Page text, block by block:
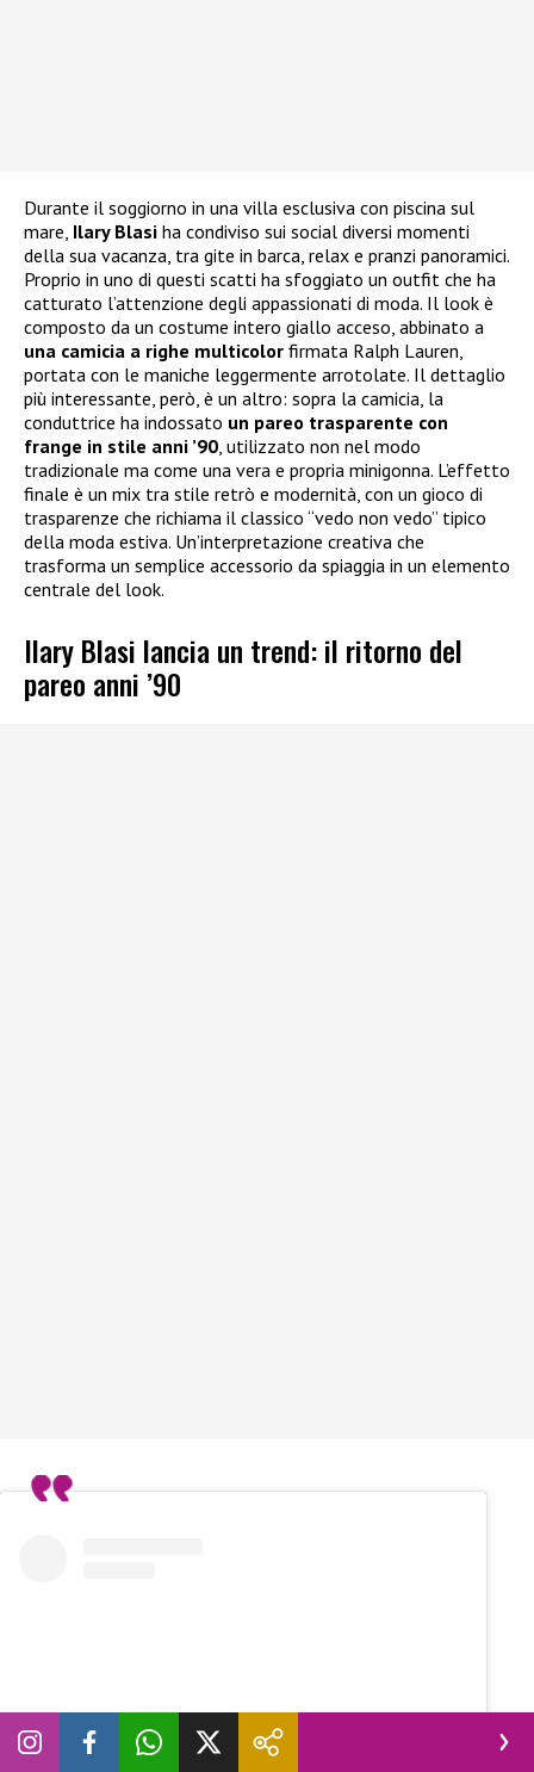
Durante il soggiorno in una villa esclusiva con piscina sul
mare, Ilary Blasi ha condiviso sui social diversi momenti
della sua vacanza, tra gite in barca, relax e pranzi panoramici.
Proprio in uno di questi scatti ha sfoggiato un outfit che ha
catturato l’attenzione degli appassionati di moda. Il look è
composto da un costume intero giallo acceso, abbinato a
una camicia a righe multicolor firmata Ralph Lauren,
portata con le maniche leggermente arrotolate. Il dettaglio
più interessante, però, è un altro: sopra la camicia, la
conduttrice ha indossato un pareo trasparente con
frange in stile anni ’90, utilizzato non nel modo
tradizionale ma come una vera e propria minigonna. L’effetto
finale è un mix tra stile retrò e modernità, con un gioco di
trasparenze che richiama il classico “vedo non vedo” tipico
della moda estiva. Un’interpretazione creativa che
trasforma un semplice accessorio da spiaggia in un elemento
centrale del look.
Ilary Blasi lancia un trend: il ritorno del
pareo anni ’90